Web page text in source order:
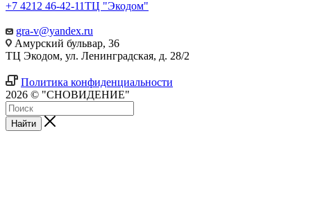
+7 4212 46-42-11ТЦ "Экодом"
gra-v@yandex.ru
Амурский бульвар, 36
ТЦ Экодом, ул. Ленинградская, д. 28/2
Политика конфиденциальности
2026 © "СНОВИДЕНИЕ"
Найти